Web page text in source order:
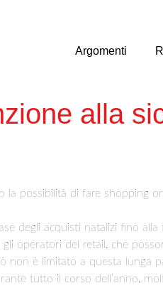
Argomenti
alla
la possibilità di fare shopping
degli acquisti natalizi fino alla
operatori del retail, che
non è limitato a questa lunga
tutto il corso dell’anno,